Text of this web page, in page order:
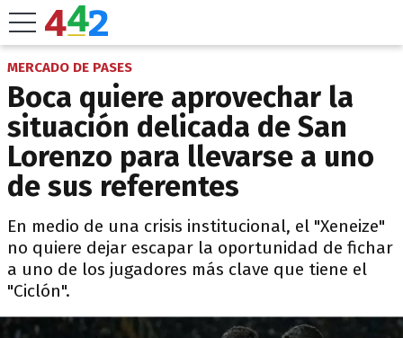
MERCADO DE PASES
Boca quiere aprovechar la
situación delicada de San
Lorenzo para llevarse a uno
de sus referentes
En medio de una crisis institucional, el "Xeneize"
no quiere dejar escapar la oportunidad de fichar
a uno de los jugadores más clave que tiene el
"Ciclón".